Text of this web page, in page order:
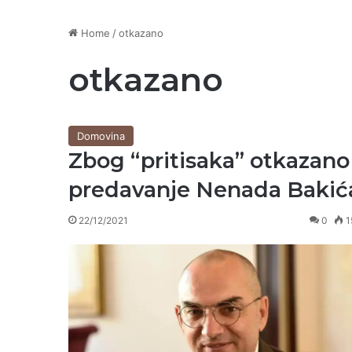
Home /otkazano
otkazano
Domovina
Zbog “pritisaka” otkazano
predavanje Nenada
22/12/2021 0